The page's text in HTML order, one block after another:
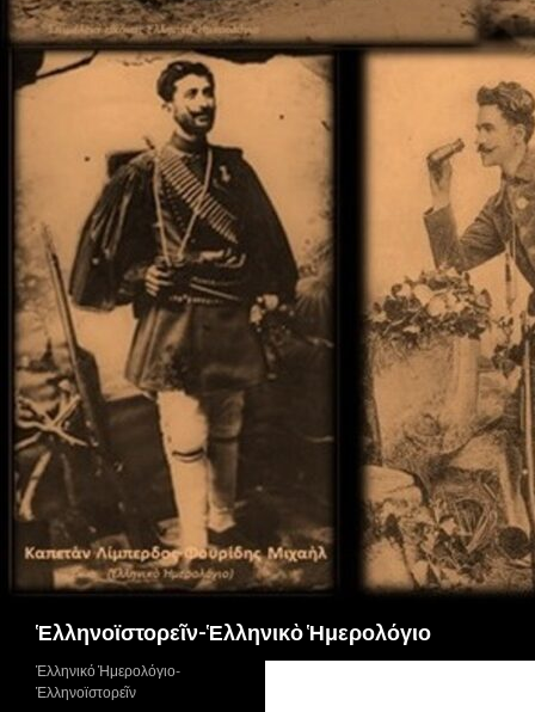
Ἑλληνοϊστορεῖν-Ἑλληνικὸ Ἡμερολόγιο
Ἑλληνικό Ἡμερολόγιο-
Ἑλληνοϊστορεῖν